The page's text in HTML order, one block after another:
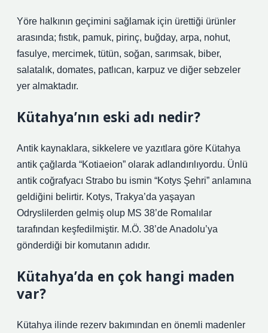
Yöre halkının geçimini sağlamak için ürettiği ürünler
arasında; fıstık, pamuk, pirinç, buğday, arpa, nohut,
fasulye, mercimek, tütün, soğan, sarımsak, biber,
salatalık, domates, patlıcan, karpuz ve diğer sebzeler
yer almaktadır.
Kütahya’nın eski adı nedir?
Antik kaynaklara, sikkelere ve yazıtlara göre Kütahya
antik çağlarda “Kotiaeion” olarak adlandırılıyordu. Ünlü
antik coğrafyacı Strabo bu ismin “Kotys Şehri” anlamına
geldiğini belirtir. Kotys, Trakya’da yaşayan
Odryslilerden gelmiş olup MS 38’de Romalılar
tarafından keşfedilmiştir. M.Ö. 38’de Anadolu’ya
gönderdiği bir komutanın adıdır.
Kütahya’da en çok hangi maden
var?
Kütahya ilinde rezerv bakımından en önemli madenler